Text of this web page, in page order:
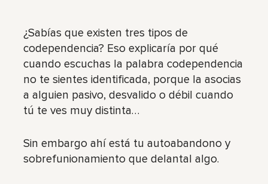
¿Sabías que existen tres tipos de
codependencia? Eso explicaría por qué
cuando escuchas la palabra codependencia
no te sientes identificada, porque la asocias
a alguien pasivo, desvalido o débil cuando
tú te ves muy distinta…
Sin embargo ahí está tu autoabandono y
sobrefunionamiento que delantal algo.